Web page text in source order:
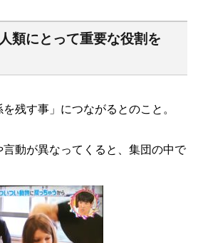
類にとって重要な役割を
を残す事」につながるとのこと。
動が異なってくると、集団の中で